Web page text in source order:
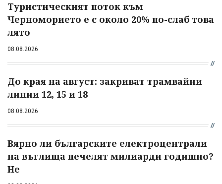
Туристическият поток към
Черноморието е с около 20% по-слаб това
лято
08.08.2026
До края на август: закриват трамвайни
линии 12, 15 и 18
08.08.2026
Вярно ли българските електроцентрали
на въглища печелят милиарди годишно?
Не